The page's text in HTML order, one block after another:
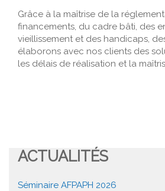
Grâce à la maîtrise de la
financements, du cadre bâti, des
vieillissement et des handicaps,
élaborons avec nos clients des
les délais de réalisation et la
ACTUALITÉS
Séminaire AFPAPH 2026